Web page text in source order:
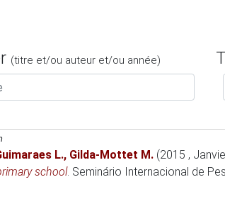
(titre et/ou auteur et/ou année)
L., Gilda-Mottet M. (2015 ,
school. Seminário Internacional de